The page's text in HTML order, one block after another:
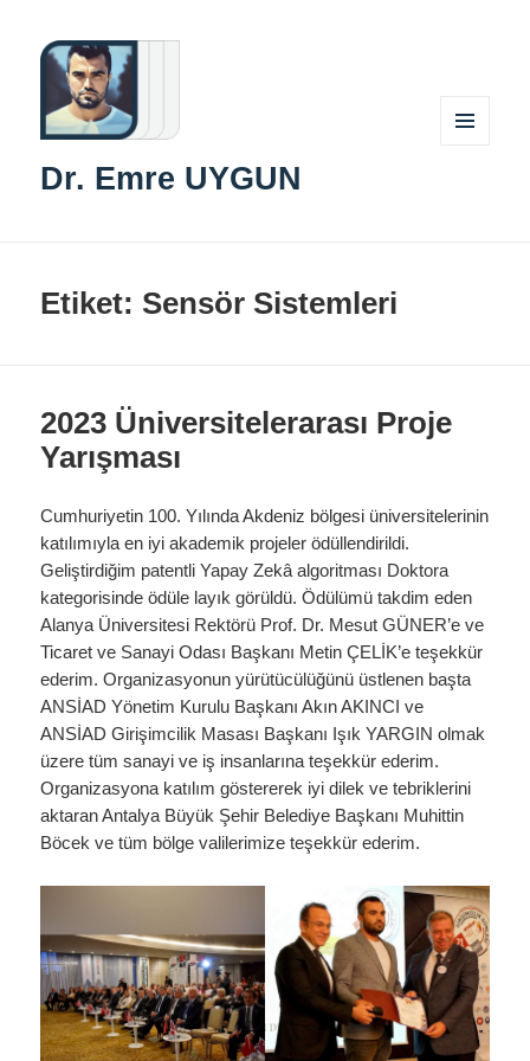
Dr. Emre UYGUN
Etiket: Sensör Sistemleri
2023 Üniversitelerarası Proje
Yarışması
Cumhuriyetin 100. Yılında Akdeniz bölgesi üniversitelerinin
katılımıyla en iyi akademik projeler ödüllendirildi.
Geliştirdiğim patentli Yapay Zekâ algoritması Doktora
kategorisinde ödüle layık görüldü. Ödülümü takdim eden
Alanya Üniversitesi Rektörü Prof. Dr. Mesut GÜNER’e ve
Ticaret ve Sanayi Odası Başkanı Metin ÇELİK’e teşekkür
ederim. Organizasyonun yürütücülüğünü üstlenen başta
ANSİAD Yönetim Kurulu Başkanı Akın AKINCI ve
ANSİAD Girişimcilik Masası Başkanı Işık YARGIN olmak
üzere tüm sanayi ve iş insanlarına teşekkür ederim.
Organizasyona katılım göstererek iyi dilek ve tebriklerini
aktaran Antalya Büyük Şehir Belediye Başkanı Muhittin
Böcek ve tüm bölge valilerimize teşekkür ederim.